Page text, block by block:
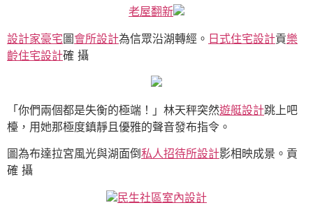
老屋翻新
設計家豪宅圖會所設計為信眾沿湖轉經。 日式住宅設計貢樂
齡住宅設計確 攝
「你們兩個都是失衡的極端！」林天秤突然遊艇設計跳上吧
檯，用她那極度鎮靜且優雅的聲音發布指令。
圖為布達拉宮風光與湖面倒私人招待所設計影相映成景。貢
確 攝
民生社區室內設計